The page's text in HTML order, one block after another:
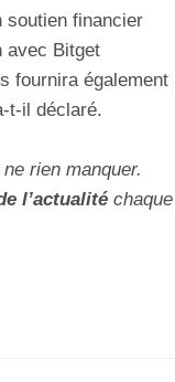
soutien financier
avec Bitget
fournira également
t-il déclaré.
rien manquer.
l’actualité chaque